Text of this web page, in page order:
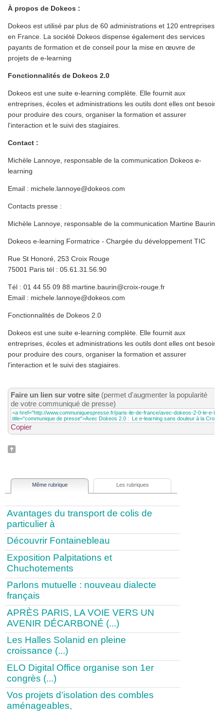
À propos de Dokeos :
Dokeos est utilisé par plus de 60 administrations et 120 entreprises
en France. La société Dokeos dispense également des services
payants de formation et de conseil pour la mise en œuvre de
projets de e-learning
Fonctionnalités de Dokeos 2.0
Dokeos est une suite e-learning complète. Elle fournit aux
entreprises, écoles et administrations les outils dont elles ont besoin
pour produire des cours, organiser la formation et assurer
l'interaction et le suivi des stagiaires.
Contact :
Michèle Lannoye, responsable de la communication Dokeos e-
learning
Email : michele.lannoye@dokeos.com
Contacts presse :
Michèle Lannoye, responsable de la communication Martine Baurin
Dokeos e-learning Formatrice - Chargée du développement TIC
Rue St Honoré, 253 Croix Rouge
75001 Paris tél : 05.61.31.56.90
Tél : 01 44 55 09 88 martine.baurin@croix-rouge.fr
Email : michele.lannoye@dokeos.com
Fonctionnalités de Dokeos 2.0
Dokeos est une suite e-learning complète. Elle fournit aux
entreprises, écoles et administrations les outils dont elles ont besoin
pour produire des cours, organiser la formation et assurer
l'interaction et le suivi des stagiaires.
Faire un lien sur votre site (permet d'augmenter la popularité
de votre communiqué de presse)
Copier
Même rubrique Les rubriques
Avantages du transport de colis de
particulier à
Découvrir Fontainebleau
Exposition Palpitations et
Chuchotements
Parlons mutuelle : nouveau dialecte
français
APRÈS PARIS, LA VOIE VERS UN
AVENIR DÉCARBONÉ (...)
Les Halles Solanid en pleine
croissance (...)
ELO Digital Office organise son 1er
congrès (...)
Vos projets d’isolation des combles
aménageables,